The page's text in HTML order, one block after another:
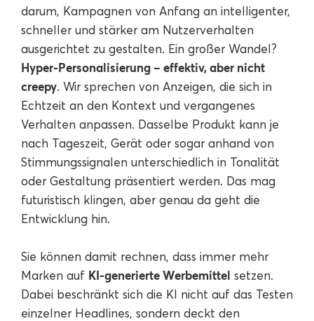
darum, Kampagnen von Anfang an intelligenter,
schneller und stärker am Nutzerverhalten
ausgerichtet zu gestalten. Ein großer Wandel?
Hyper-Personalisierung – effektiv, aber nicht
creepy. Wir sprechen von Anzeigen, die sich in
Echtzeit an den Kontext und vergangenes
Verhalten anpassen. Dasselbe Produkt kann je
nach Tageszeit, Gerät oder sogar anhand von
Stimmungssignalen unterschiedlich in Tonalität
oder Gestaltung präsentiert werden. Das mag
futuristisch klingen, aber genau da geht die
Entwicklung hin.
Sie können damit rechnen, dass immer mehr
Marken auf KI-generierte Werbemittel setzen.
Dabei beschränkt sich die KI nicht auf das Testen
einzelner Headlines, sondern deckt den